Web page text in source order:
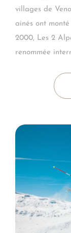
villages de
ainés ont
2000, Les 2
renommée